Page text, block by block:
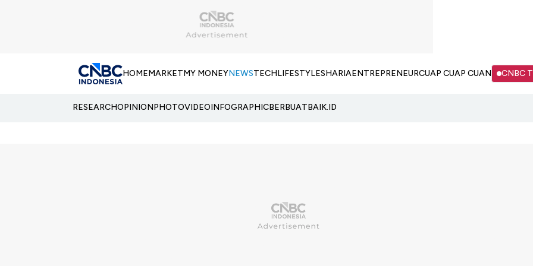
HOMEMARKETMY MONEYNEWSTECHLIFESTYLESHARIAENTREPRENEURCUAP CUAP CUAN CNBC
RESEARCHOPINIONPHOTOVIDEOINFOGRAPHICBERBUATBAIK.ID